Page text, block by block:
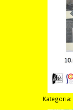
Kategoria: